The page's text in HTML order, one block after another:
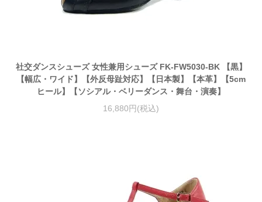
社交ダンスシューズ 女性兼用シューズ FK-FW5030-BK 【黒】
【幅広・ワイド】【外反母趾対応】【日本製】【本革】【5cm
ヒール】【ソシアル・ベリーダンス・舞台・演奏】
16,880円(税込)